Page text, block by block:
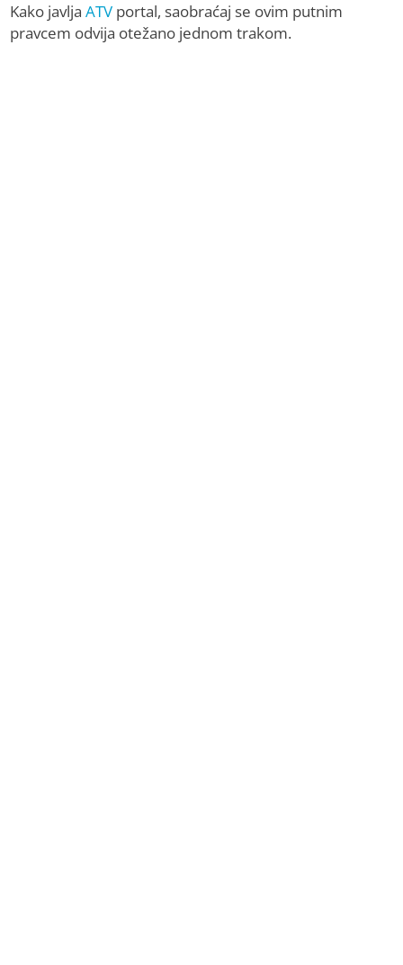
Kako javljaATV portal, saobraćaj se ovim putnim
pravcem odvija otežano jednom trakom.